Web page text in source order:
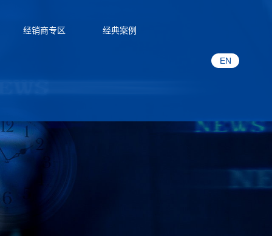
经销商专区 经典案例
EN